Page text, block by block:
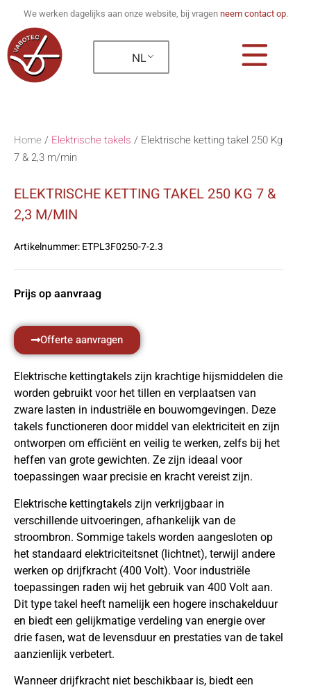
We werken dagelijks aan onze website, bij vragen neem contact op.
NL
Home / Elektrische takels / Elektrische ketting takel 250 Kg
7 & 2,3 m/min
ELEKTRISCHE KETTING TAKEL 250 KG 7 &
2,3 M/MIN
Artikelnummer:ETPL3F0250-7-2.3
Prijs op aanvraag
Offerte aanvragen
Elektrische kettingtakels zijn krachtige hijsmiddelen die
worden gebruikt voor het tillen en verplaatsen van
zware lasten in industriële en bouwomgevingen. Deze
takels functioneren door middel van elektriciteit en zijn
ontworpen om efficiënt en veilig te werken, zelfs bij het
heffen van grote gewichten. Ze zijn ideaal voor
toepassingen waar precisie en kracht vereist zijn.
Elektrische kettingtakels zijn verkrijgbaar in
verschillende uitvoeringen, afhankelijk van de
stroombron. Sommige takels worden aangesloten op
het standaard elektriciteitsnet (lichtnet), terwijl andere
werken op drijfkracht (400 Volt). Voor industriële
toepassingen raden wij het gebruik van 400 Volt aan.
Dit type takel heeft namelijk een hogere inschakelduur
en biedt een gelijkmatige verdeling van energie over
drie fasen, wat de levensduur en prestaties van de takel
aanzienlijk verbetert.
Wanneer drijfkracht niet beschikbaar is, biedt een